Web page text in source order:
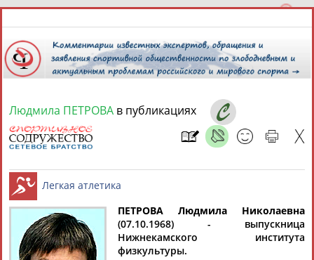
8 августа 2026 года,
СПОРТСМЕНЫ, ТРЕНЕРЫ И СПЕЦИАЛИСТЫ
Найдено: 13181персон Расширенный поиск
Людмила ПЕТРОВА в публикациях
Легкая атлетика
ПЕТРОВА Людмила Николаевна
(07.10.1968) - выпускница
Нижнекамского института
физкультуры.